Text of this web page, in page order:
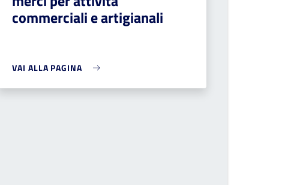
commerciali e artigianali
VAI ALLA PAGINA